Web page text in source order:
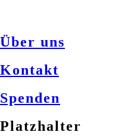
Über uns
Kontakt
Spenden
Platzhalter